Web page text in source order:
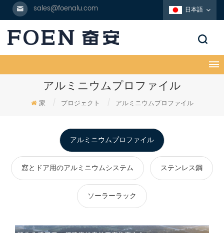
sales@foenalu.com 日本語
アルミニウムプロファイル
家 / プロジェクト / アルミニウムプロファイル
アルミニウムプロファイル
窓とドア用のアルミニウムシステム ステンレス鋼
ソーラーラック